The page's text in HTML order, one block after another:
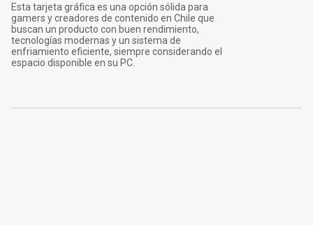
Esta tarjeta gráfica es una opción sólida para
gamers y creadores de contenido en Chile que
buscan un producto con buen rendimiento,
tecnologías modernas y un sistema de
enfriamiento eficiente, siempre considerando el
espacio disponible en su PC.